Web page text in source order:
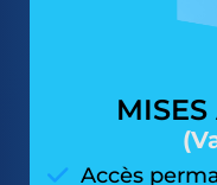
Accès